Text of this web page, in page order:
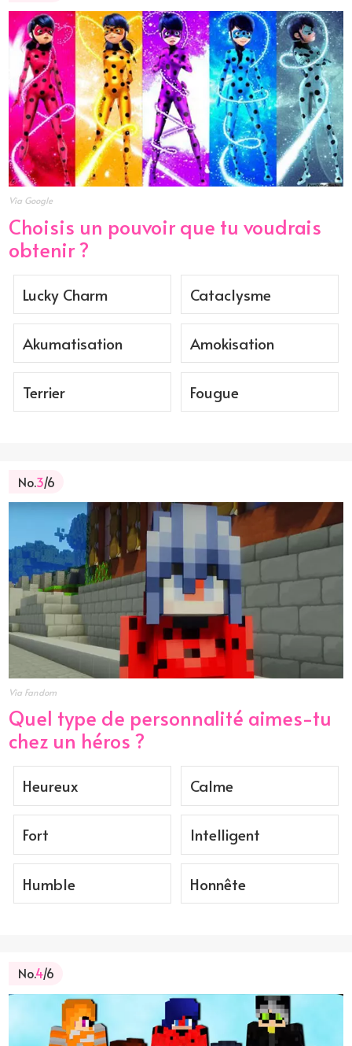
Via Google
Choisis un pouvoir que tu voudrais
obtenir ?
Lucky Charm Cataclysme
Akumatisation Amokisation
Terrier Fougue
No.3/6
Via Fandom
Quel type de personnalité aimes-tu
chez un héros ?
Heureux Calme
Fort Intelligent
Humble Honnête
No.4/6